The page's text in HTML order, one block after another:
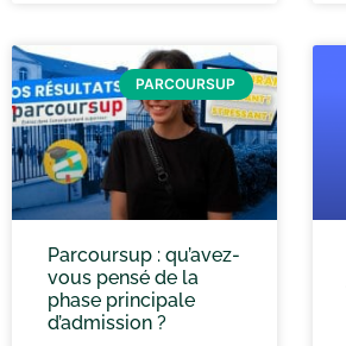
PARCOURSUP
Parcoursup : qu’avez-
vous pensé de la
phase principale
d’admission ?